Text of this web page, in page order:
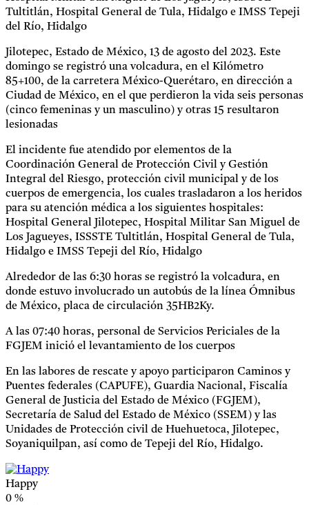
Tultitlán, Hospital General de Tula, Hidalgo e IMSS Tepeji
del Río, Hidalgo
Jilotepec, Estado de México, 13 de agosto del 2023. Este
domingo se registró una volcadura, en el Kilómetro
85+100, de la carretera México-Querétaro, en dirección a
Ciudad de México, en el que perdieron la vida seis personas
(cinco femeninas y un masculino) y otras 15 resultaron
lesionadas
El incidente fue atendido por elementos de la
Coordinación General de Protección Civil y Gestión
Integral del Riesgo, protección civil municipal y de los
cuerpos de emergencia, los cuales trasladaron a los heridos
para su atención médica a los siguientes hospitales:
Hospital General Jilotepec, Hospital Militar San Miguel de
Los Jagueyes, ISSSTE Tultitlán, Hospital General de Tula,
Hidalgo e IMSS Tepeji del Río, Hidalgo
Alrededor de las 6:30 horas se registró la volcadura, en
donde estuvo involucrado un autobús de la línea Ómnibus
de México, placa de circulación 35HB2Ky.
A las 07:40 horas, personal de Servicios Periciales de la
FGJEM inició el levantamiento de los cuerpos
En las labores de rescate y apoyo participaron Caminos y
Puentes federales (CAPUFE), Guardia Nacional, Fiscalía
General de Justicia del Estado de México (FGJEM),
Secretaría de Salud del Estado de México (SSEM) y las
Unidades de Protección civil de Huehuetoca, Jilotepec,
Soyaniquilpan, así como de Tepeji del Río, Hidalgo.
Happy
0 %